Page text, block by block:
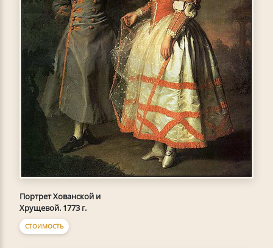
Портрет Хованской и
Хрущевой. 1773 г.
СТОИМОСТЬ